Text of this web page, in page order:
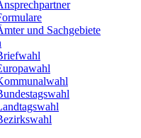
und Sachgebiete